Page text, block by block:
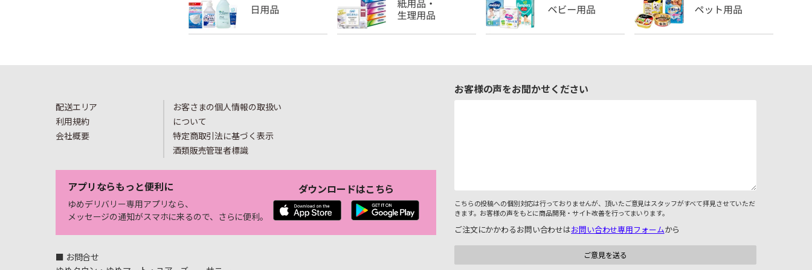
配送エリア
利用規約
会社概要
お客さまの個人情報の取扱い
について
特定商取引法に基づく表示
酒類販売管理者標識
アプリならもっと便利に
ゆめデリバリー専用アプリなら、
メッセージの通知がスマホに来るので、さらに便利。
ダウンロードはこちら
■ お問合せ
お客様の声をお聞かせください
こちらの投稿への個別対応は行っておりませんが、頂いたご意見はスタッフがすべて拝見させていただ
きます。お客様の声をもとに商品開発・サイト改善を行ってまいります。
ご注文にかかわるお問い合わせはお問い合わせ専用フォームから